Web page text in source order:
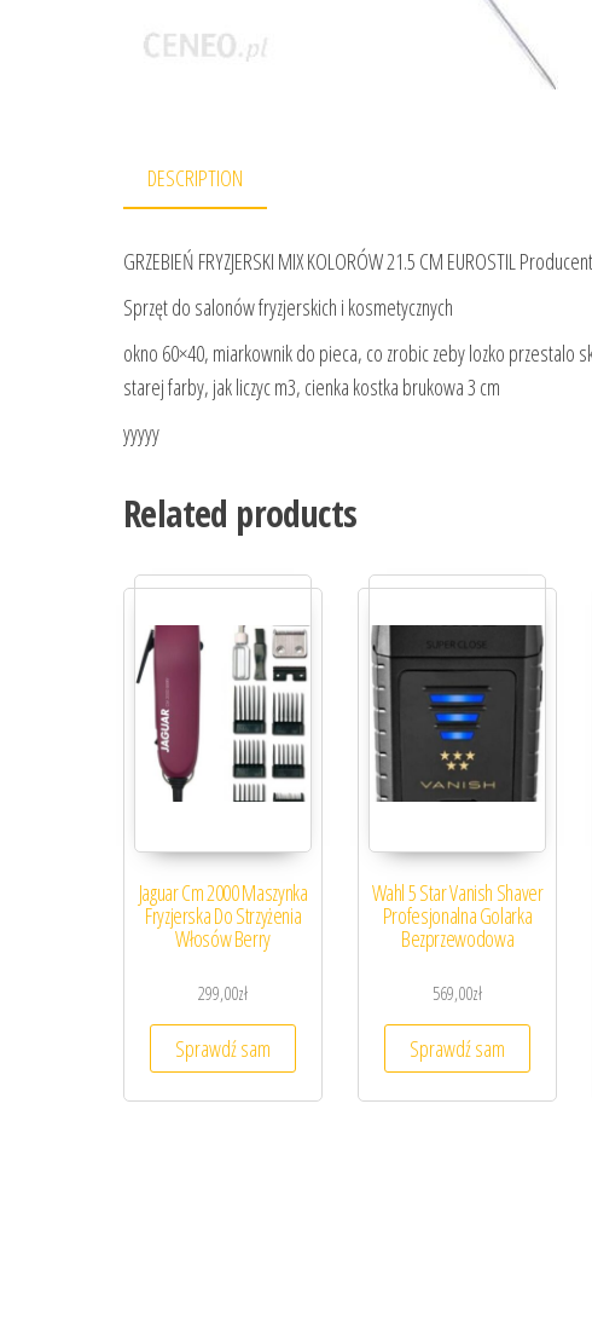
DESCRIPTION
GRZEBIEŃ FRYZJERSKI MIX KOLORÓW 21.5 CM EUROSTIL
Sprzęt do salonów fryzjerskich i kosmetycznych
okno 60×40, miarkownik do pieca, co zrobic zeby lozko
starej farby, jak liczyc m3, cienka kostka brukowa 3 cm
yyyyy
Related products
Jaguar Cm 2000 Maszynka
Fryzjerska Do Strzyżenia
Włosów Berry
299,00zł
Sprawdź sam
Wahl 5 Star Vanish Shaver
Profesjonalna Golarka
Bezprzewodowa
569,00zł
Sprawdź sam